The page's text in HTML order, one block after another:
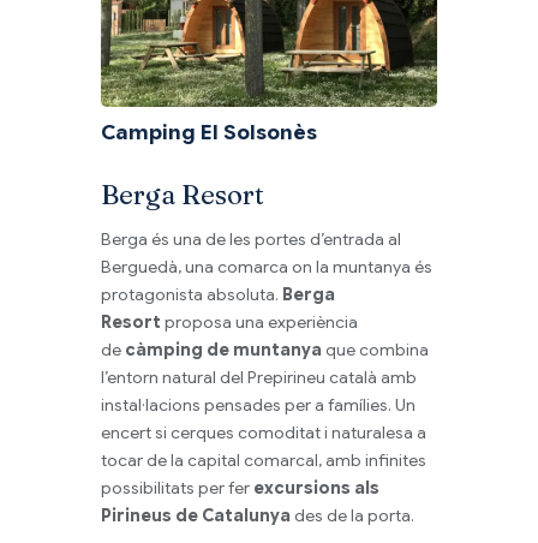
Camping El Solsonès
Berga Resort
Berga és una de les portes d’entrada al
Berguedà, una comarca on la muntanya és
protagonista absoluta. Berga
Resort proposa una experiència
de càmping de muntanya que combina
l’entorn natural del Prepirineu català amb
instal·lacions pensades per a famílies. Un
encert si cerques comoditat i naturalesa a
tocar de la capital comarcal, amb infinites
possibilitats per fer excursions als
Pirineus de Catalunya des de la porta.